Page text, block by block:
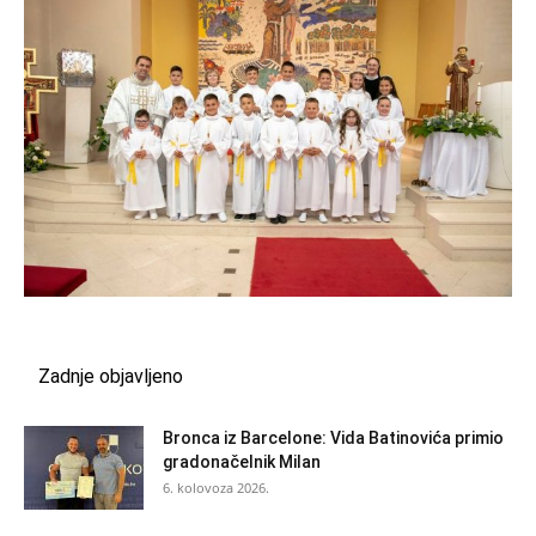
Zadnje objavljeno
Bronca iz Barcelone: Vida Batinovića primio
gradonačelnik Milan
6. kolovoza 2026.